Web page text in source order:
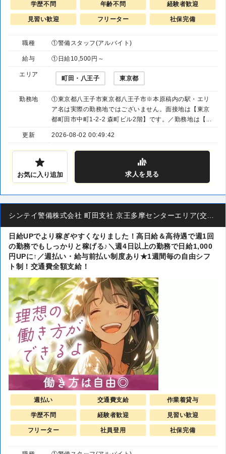
学歴不問 年齢不問 経験者歓迎
見習い歓迎 フリーター 社保完備
職種 ①警備スタッフ(アルバイト)
給与 ①日給10,500円～
エリア
町田・八王子 東京都
勤務地
①東京都八王子市東京都八王子市※本原稿内の駅・エリ
ア名は実際の勤務地ではございません。面接地は【東京
都町田市中町1-2-2 森町ビル2階】です。／勤務地は【...
更新 2026-08-02 00:49:42
お気に入り追加 求人を見る
シンテイ警備株式会社 町田支社 京王多摩センターエリア(交通誘導)
日給UPでより稼ぎやすくなりました！高日給＆高待遇で週1回
の勤務でもしっかりと稼げる♪＼週4日以上の勤務で日給1,000
円UPに↑／週払い・給与前払い制度あり★1週間毎の自由シフ
ト制！交通費全額支給！
週払い 交通費支給 作業着貸与
学歴不問 経験者歓迎 見習い歓迎
フリーター 社員登用 社保完備